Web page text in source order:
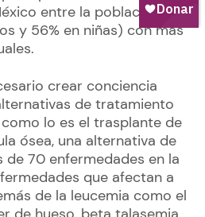
entre la población de 5
y 56% en niñas) con más
crear conciencia
de tratamiento
lo es el trasplante de
ósea, una alternativa de
70 enfermedades en la
que afectan a
de la leucemia como el